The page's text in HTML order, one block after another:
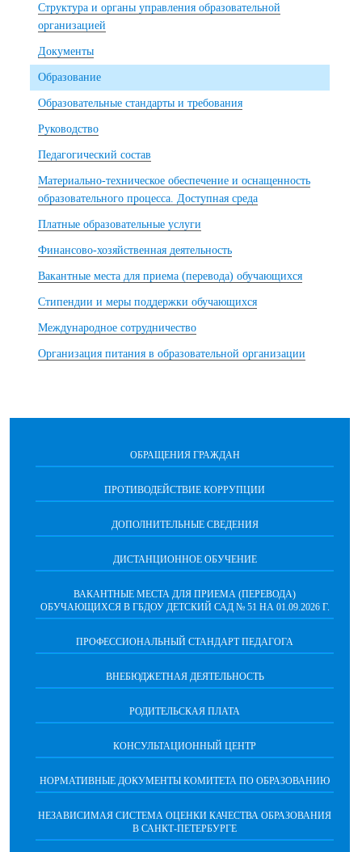
Структура и органы управления образовательной
организацией
Документы
Образование
Образовательные стандарты и требования
Руководство
Педагогический состав
Материально-техническое обеспечение и оснащенность
образовательного процесса. Доступная среда
Платные образовательные услуги
Финансово-хозяйственная деятельность
Вакантные места для приема (перевода) обучающихся
Стипендии и меры поддержки обучающихся
Международное сотрудничество
Организация питания в образовательной организации
ОБРАЩЕНИЯ ГРАЖДАН
ПРОТИВОДЕЙСТВИЕ КОРРУПЦИИ
ДОПОЛНИТЕЛЬНЫЕ СВЕДЕНИЯ
ДИСТАНЦИОННОЕ ОБУЧЕНИЕ
ВАКАНТНЫЕ МЕСТА ДЛЯ ПРИЕМА (ПЕРЕВОДА)
ОБУЧАЮЩИХСЯ В ГБДОУ ДЕТСКИЙ САД № 51 НА 01.09.2026 Г.
ПРОФЕССИОНАЛЬНЫЙ СТАНДАРТ ПЕДАГОГА
ВНЕБЮДЖЕТНАЯ ДЕЯТЕЛЬНОСТЬ
РОДИТЕЛЬСКАЯ ПЛАТА
КОНСУЛЬТАЦИОННЫЙ ЦЕНТР
НОРМАТИВНЫЕ ДОКУМЕНТЫ КОМИТЕТА ПО ОБРАЗОВАНИЮ
НЕЗАВИСИМАЯ СИСТЕМА ОЦЕНКИ КАЧЕСТВА ОБРАЗОВАНИЯ
В САНКТ-ПЕТЕРБУРГЕ